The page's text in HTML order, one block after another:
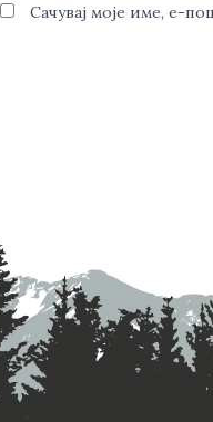
Сачувај моје име, е-